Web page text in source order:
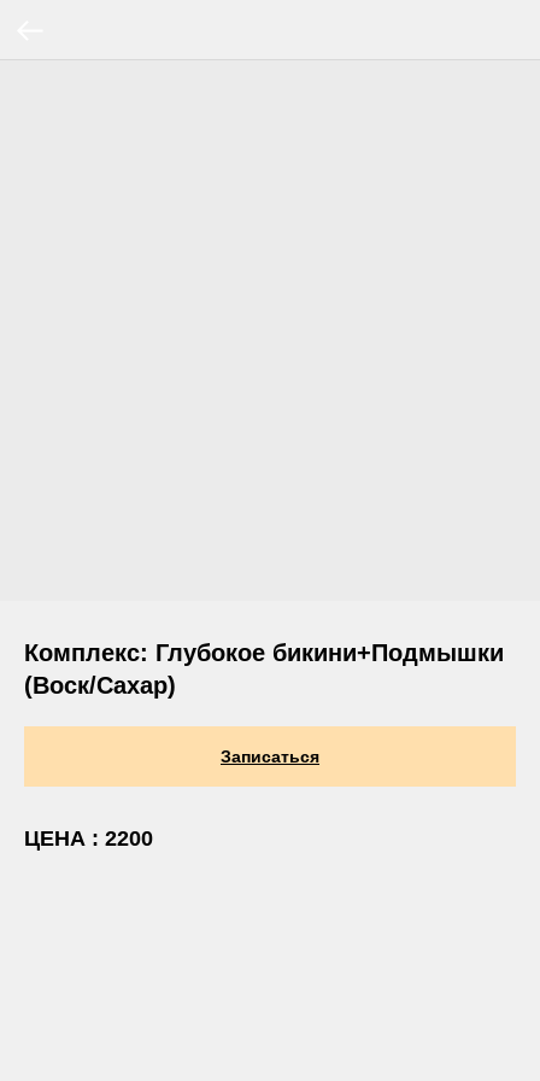
Комплекс: Глубокое бикини+Подмышки
(Воск/Сахар)
Записаться
ЦЕНА : 2200